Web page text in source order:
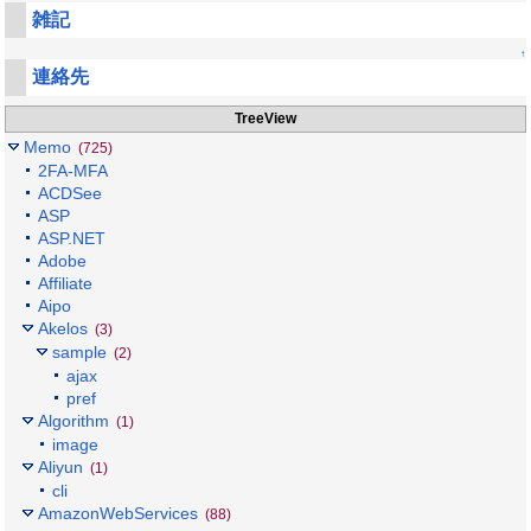
雑記
↑
連絡先
TreeView
Memo (725)
2FA-MFA
ACDSee
ASP
ASP.NET
Adobe
Affiliate
Aipo
Akelos (3)
sample (2)
ajax
pref
Algorithm (1)
image
Aliyun (1)
cli
AmazonWebServices (88)